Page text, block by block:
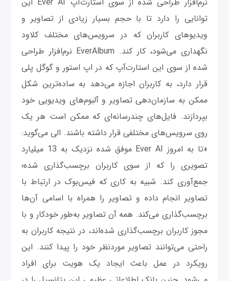
توانایی را دارد تا با حجم بسیار زیادی از تصاویر و
ویدیوهای کاربران که در سرویس‌های مختلف کلاود
نگهداری می‌شود، کار کند. EverAlbum نرم‌افزار طراحی
شده از سوی این استارت‌آپ که در اپ استور و گوگل پلی
قرار دارد، به کاربران اجازه می‌دهد به ساده‌ترین شکل
ممکن به سازمان‌دهی تصاویر و آلبوم‌های ویدیویی خود
بپردازند. فایل‌های چندرسانه‌ای که ممکن است هر یک
روی سرویس‌های مختلفی قرار داشته باشند. الی می‌گوید:
«تا به امروز Ever AI موفق شده نزدیک به 13 میلیارد
تصویری را که از سوی کاربران برچسب‌گذاری شده؛
جمع‌آوری کند. شبیه به کاری که فیس‌بوک در ارتباط با
تصاویر انجام داده و تصاویر را همراه با اسامی آن‌ها
برچسب‌گذاری می‌کند. همه آن تصاویر به‌طور خودکار و با
مجوز کاربران برچسب‌گذاری شده‌اند، در نتیجه کاربران به
راحتی می‌توانند تصاویر موردنظر خود را پیدا کنند. این
رویکرد در عمل باعث ایجاد یک هویت برای افراد